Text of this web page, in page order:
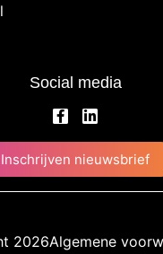
Social media
Inschrijven nieuwsbrief
2026Algemene